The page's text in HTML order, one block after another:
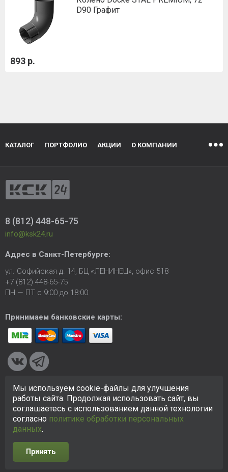
D90 Графит
893 р.
КАТАЛОГ ПОРТФОЛИО АКЦИИ О КОМПАНИИ
8 (812) 448-65-75
info@ksk24.ru
Адрес в Санкт-Петербурге:
ул. Софийская д. 14, БЦ «ЛЕНИНЕЦ», офис 518
+7 (812) 448-65-75
ПН — ПТ с 9:00 до 18:00
Принимаем банковские карты:
© 2005-2026 ООО «КСК». Сайтhttps://ksk24.ruсоздан
исключительно в информационных целях и любая информация
на сайте не является публичной офертой.Политика в
отношении персональных данных
Разработка сайта
Мы используем cookie-файлы для улучшения
работы сайта. Продолжая использовать сайт, вы
соглашаетесь с использованием данной технологии
согласно политике обработки персональных
данных.
Принять